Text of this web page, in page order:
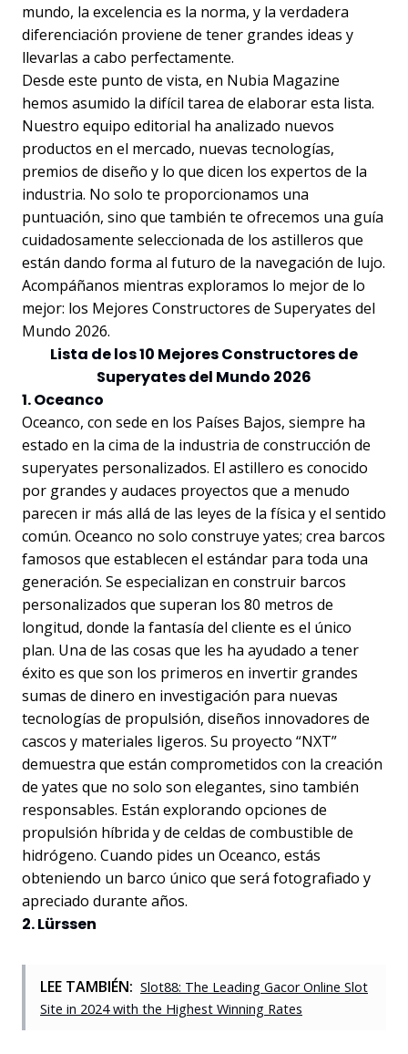
mundo, la excelencia es la norma, y la verdadera
diferenciación proviene de tener grandes ideas y
llevarlas a cabo perfectamente.
Desde este punto de vista, en Nubia Magazine
hemos asumido la difícil tarea de elaborar esta lista.
Nuestro equipo editorial ha analizado nuevos
productos en el mercado, nuevas tecnologías,
premios de diseño y lo que dicen los expertos de la
industria. No solo te proporcionamos una
puntuación, sino que también te ofrecemos una guía
cuidadosamente seleccionada de los astilleros que
están dando forma al futuro de la navegación de lujo.
Acompáñanos mientras exploramos lo mejor de lo
mejor: los Mejores Constructores de Superyates del
Mundo 2026.
Lista de los 10 Mejores Constructores de
Superyates del Mundo 2026
1. Oceanco
Oceanco, con sede en los Países Bajos, siempre ha
estado en la cima de la industria de construcción de
superyates personalizados. El astillero es conocido
por grandes y audaces proyectos que a menudo
parecen ir más allá de las leyes de la física y el sentido
común. Oceanco no solo construye yates; crea barcos
famosos que establecen el estándar para toda una
generación. Se especializan en construir barcos
personalizados que superan los 80 metros de
longitud, donde la fantasía del cliente es el único
plan. Una de las cosas que les ha ayudado a tener
éxito es que son los primeros en invertir grandes
sumas de dinero en investigación para nuevas
tecnologías de propulsión, diseños innovadores de
cascos y materiales ligeros. Su proyecto “NXT”
demuestra que están comprometidos con la creación
de yates que no solo son elegantes, sino también
responsables. Están explorando opciones de
propulsión híbrida y de celdas de combustible de
hidrógeno. Cuando pides un Oceanco, estás
obteniendo un barco único que será fotografiado y
apreciado durante años.
2. Lürssen
LEE TAMBIÉN: Slot88: The Leading Gacor Online Slot
Site in 2024 with the Highest Winning Rates